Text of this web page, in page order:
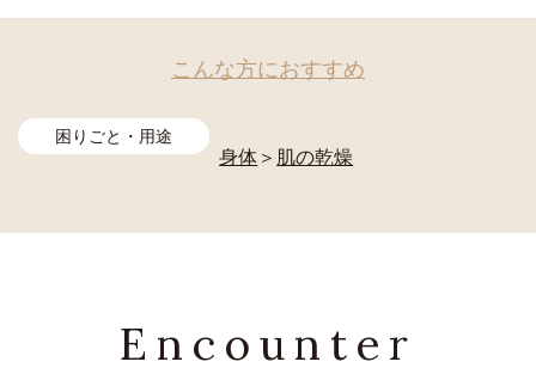
こんな方におすすめ
困りごと・用途
身体 ＞ 肌の乾燥
Encounter